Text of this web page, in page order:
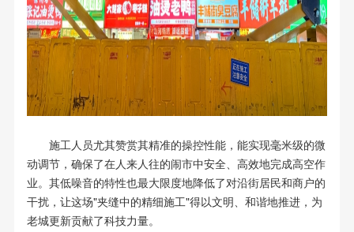
施工人员尤其赞赏其精准的操控性能，能实现毫米级的微
动调节，确保了在人来人往的闹市中安全、高效地完成高空作
业。其低噪音的特性也最大限度地降低了对沿街居民和商户的
干扰，让这场"夹缝中的精细施工"得以文明、和谐地推进，为
老城更新贡献了科技力量。